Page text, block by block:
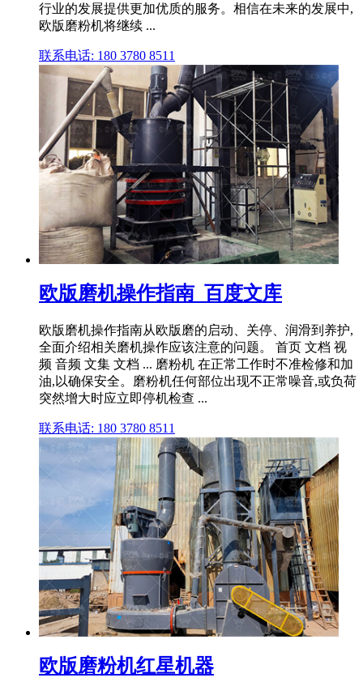
行业的发展提供更加优质的服务。相信在未来的发展中,
欧版磨粉机将继续 ...
联系电话: 180 3780 8511
欧版磨机操作指南_百度文库
欧版磨机操作指南从欧版磨的启动、关停、润滑到养护,
全面介绍相关磨机操作应该注意的问题。 首页 文档 视
频 音频 文集 文档 ... 磨粉机 在正常工作时不准检修和加
油,以确保安全。磨粉机任何部位出现不正常噪音,或负荷
突然增大时应立即停机检查 ...
联系电话: 180 3780 8511
欧版磨粉机红星机器